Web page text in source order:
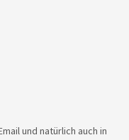
und natürlich auch in